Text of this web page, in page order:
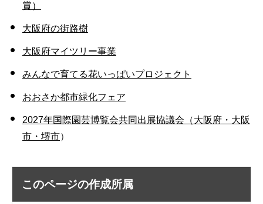
賞）
大阪府の街路樹
大阪府マイツリー事業
みんなで育てる花いっぱいプロジェクト
おおさか都市緑化フェア
2027年国際園芸博覧会共同出展協議会（大阪府・大阪
市・堺市）
このページの作成所属